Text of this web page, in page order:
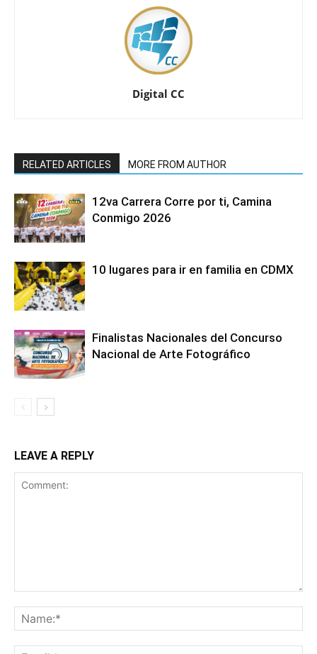
Digital CC
RELATED ARTICLES MORE FROM AUTHOR
12va Carrera Corre por ti, Camina
Conmigo 2026
10 lugares para ir en familia en CDMX
Finalistas Nacionales del Concurso
Nacional de Arte Fotográfico
LEAVE A REPLY